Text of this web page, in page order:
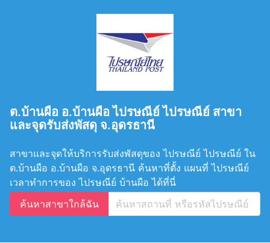
ต.บ้านผือ อ.บ้านผือ ไปรษณีย์ ไปรษณีย์ สาขา
และจุดรับส่งพัสดุ จ.อุดรธานี
สาขาและจุดให้บริการรับส่งพัสดุของ ไปรษณีย์ ไปรษณีย์ ใน
ต.บ้านผือ อ.บ้านผือ จ.อุดรธานี ค้นหาที่ตั้ง แผนที่ ไปรษณีย์
เวลาทำการของ ไปรษณีย์ บ้านผือ ได้ที่นี่
ค้นหาสาขาใกล้ฉัน